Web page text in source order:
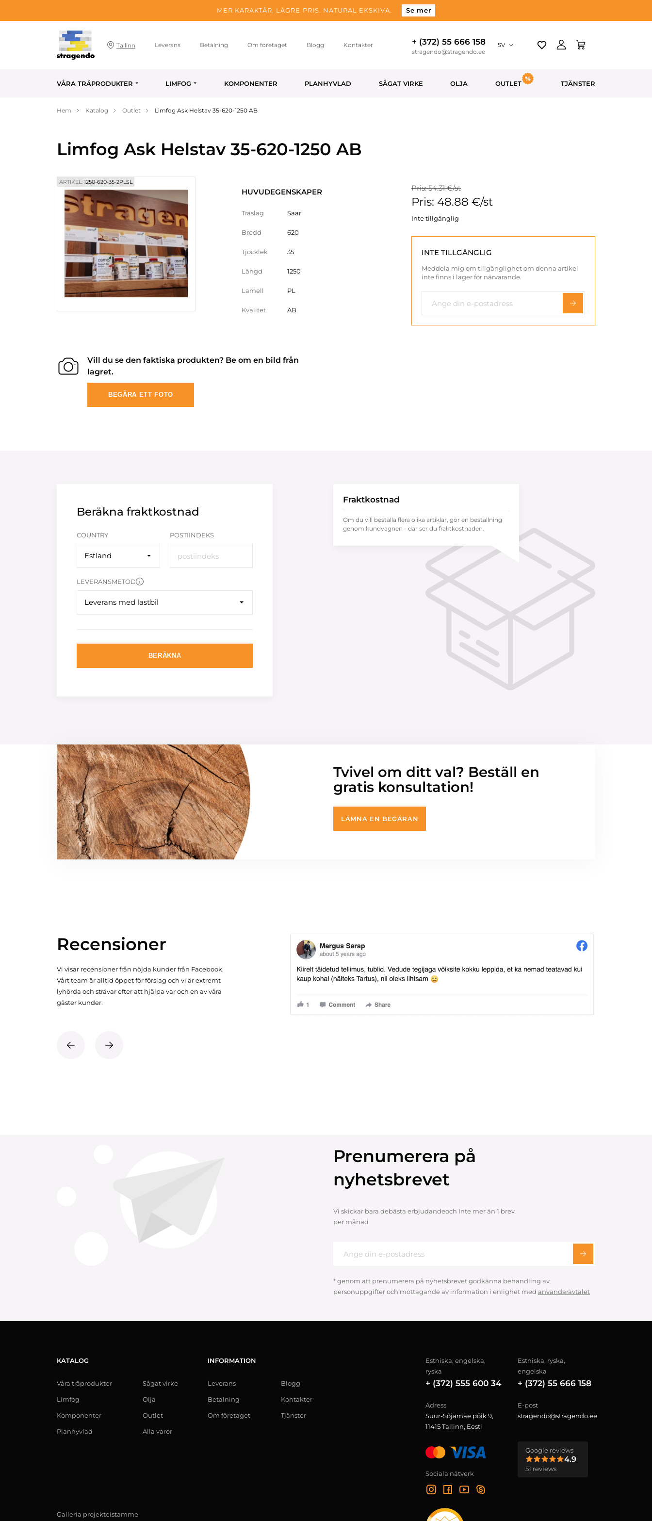
MER KARAKTÄR, LÄGRE PRIS. NATURAL EKSKIVA. Se mer
Tallinn Leverans Betalning Om företaget Blogg Kontakter + (372) 55 666 158
stragendo@stragendo.ee
SV
VÅRA TRÄPRODUKTER LIMFOG KOMPONENTER PLANHYVLAD SÅGAT VIRKE OLJA OUTLET TJÄNSTER
Hem Katalog Outlet Limfog Ask Helstav 35-620-1250 AB
Limfog Ask Helstav 35-620-1250 AB
ARTIKEL: 1250-620-35-2PLSL
HUVUDEGENSKAPER
Träslag Saar
Bredd 620
Tjocklek 35
Längd 1250
Lamell PL
Kvalitet AB
Pris: 54.31 €/st
Pris: 48.88 €/st
Inte tillgänglig
INTE TILLGÄNGLIG
Meddela mig om tillgänglighet om denna artikel
inte finns i lager för närvarande.
Vill du se den faktiska produkten? Be om en bild från
lagret.
BEGÄRA ETT FOTO
Beräkna fraktkostnad
COUNTRY
Estland
POSTIINDEKS
LEVERANSMETOD
Leverans med lastbil
BERÄKNA
Fraktkostnad
Om du vill beställa flera olika artiklar, gör en beställning
genom kundvagnen - där ser du fraktkostnaden.
Tvivel om ditt val? Beställ en
gratis konsultation!
LÄMNA EN BEGÄRAN
Recensioner
Vi visar recensioner från nöjda kunder från Facebook.
Vårt team är alltid öppet för förslag och vi är extremt
lyhörda och strävar efter att hjälpa var och en av våra
gäster kunder.
Prenumerera på
nyhetsbrevet
Vi skickar bara debästa erbjudandeoch Inte mer än 1 brev
per månad
* genom att prenumerera på nyhetsbrevet godkänna behandling av
personuppgifter och mottagande av information i enlighet med användaravtalet
KATALOG
Våra träprodukter
Limfog
Komponenter
Planhyvlad
Sågat virke
Olja
Outlet
Alla varor
INFORMATION
Leverans
Betalning
Om företaget
Blogg
Kontakter
Tjänster
Estniska, engelska,
ryska
+ (372) 555 600 34
Estniska, ryska,
engelska
+ (372) 55 666 158
Adress
Suur-Sõjamäe põik 9,
11415 Tallinn, Eesti
E-post
stragendo@stragendo.ee
Sociala nätverk
Google reviews
4.9
51 reviews
Galleria projekteistamme